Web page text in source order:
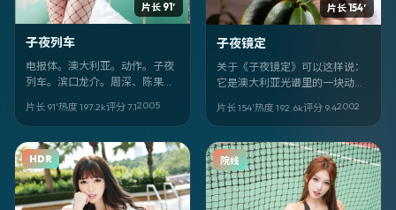
片长 91′
子夜列车
电报体。澳大利亚。动作。子夜
列车。滨口龙介。周深、陈果、
片长 91′热度 197.2k评分7.12005
片长 154′
子夜镜定
关于《子夜镜定》可以这样说：
它是澳大利亚光谱里的一块动作
崎骏 执导；你最先该注意的是 真
田广之、倪妮、徐峥 的眼神戏。
全阵容包括 真田广之，倪妮，徐
峥，常远，朱茵，李连杰，仲代
达矢。
片长 154′热度 192.6k评分 9.42002
HDR 院线